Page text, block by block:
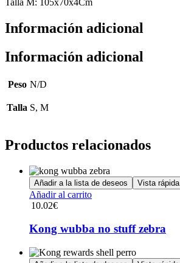
Talla M: 105x70x4Cm
Información adicional
Información adicional
Peso N/D
Talla S, M
Productos relacionados
Añadir a la lista de deseos Vista rápida
Añadir al carrito
10.02€
Kong wubba no stuff zebra